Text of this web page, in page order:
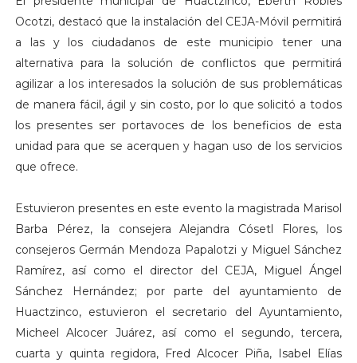
Ocotzi, destacó que la instalación del CEJA-Móvil permitirá
a las y los ciudadanos de este municipio tener una
alternativa para la solución de conflictos que permitirá
agilizar a los interesados la solución de sus problemáticas
de manera fácil, ágil y sin costo, por lo que solicitó a todos
los presentes ser portavoces de los beneficios de esta
unidad para que se acerquen y hagan uso de los servicios
que ofrece.
Estuvieron presentes en este evento la magistrada Marisol
Barba Pérez, la consejera Alejandra Cósetl Flores, los
consejeros Germán Mendoza Papalotzi y Miguel Sánchez
Ramírez, así como el director del CEJA, Miguel Ángel
Sánchez Hernández; por parte del ayuntamiento de
Huactzinco, estuvieron el secretario del Ayuntamiento,
Micheel Alcocer Juárez, así como el segundo, tercera,
cuarta y quinta regidora, Fred Alcocer Piña, Isabel Elías